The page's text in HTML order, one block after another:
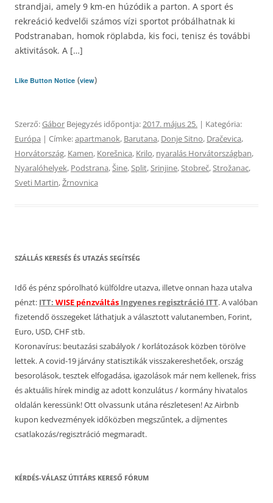
strandjai, amely 9 km-en húzódik a parton. A sport és
rekreáció kedvelői számos vízi sportot próbálhatnak ki
Podstranaban, homok röplabda, kis foci, tenisz és további
aktivitások. A […]
Like Button Notice (view)
Szerző:Gábor Bejegyzés időpontja:2017. május 25. | Kategória:
Európa | Címke:apartmanok, Barutana, Donje Sitno, Dračevica,
Horvátország, Kamen, Korešnica, Krilo, nyaralás Horvátországban,
Nyaralóhelyek, Podstrana,Šine,Split,Srinjine,Stobreč,Strožanac,
Sveti Martin,Žrnovnica
SZÁLLÁS KERESÉS ÉS UTAZÁS SEGÍTSÉG
Idő és pénz spórolható külföldre utazva, illetve onnan haza utalva
pénzt: ITT: WISE pénzváltás Ingyenes regisztráció ITT. A valóban
fizetendő összegeket láthatjuk a választott valutanemben, Forint,
Euro, USD, CHF stb.
Koronavírus: beutazási szabályok / korlátozások közben törölve
lettek. A covid-19 járvány statisztikák visszakereshetőek, ország
besorolások, tesztek elfogadása, igazolások már nem kellenek, friss
és aktuális hírek mindig az adott konzulátus / kormány hivatalos
oldalán keressünk! Ott olvassunk utána részletesen! Az Airbnb
kupon kedvezmények időközben megszűntek, a díjmentes
csatlakozás/regisztráció megmaradt.
KÉRDÉS-VÁLASZ ÚTITÁRS KERESŐ FÓRUM